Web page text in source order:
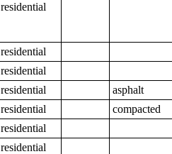
residential
residential
residential
residential
asphalt
residential
compacted
residential
residential